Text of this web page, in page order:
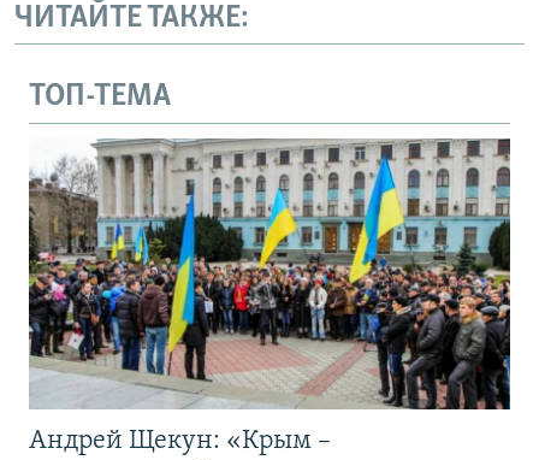
ЧИТАЙТЕ ТАКЖЕ:
ТОП-ТЕМА
Андрей Щекун: «Крым –